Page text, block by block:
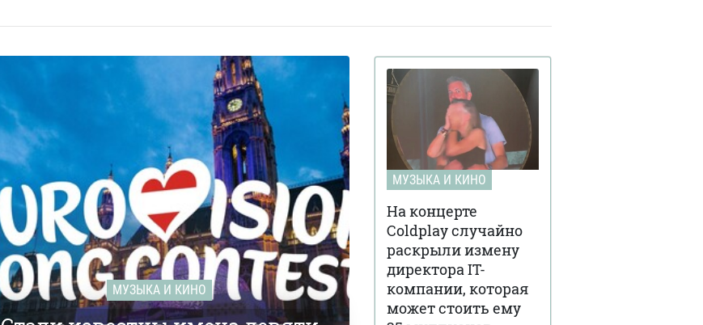
МУЗЫКА И КИНО
МУЗЫКА И КИНО
На концерте
Coldplay случайно
раскрыли измену
директора IT-
компании, которая
может стоить ему